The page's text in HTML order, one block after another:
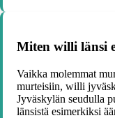
Miten willi länsi
Vaikka molemmat
murteisiin, willi
Jyväskylän seudulla
länsistä esimerkiksi